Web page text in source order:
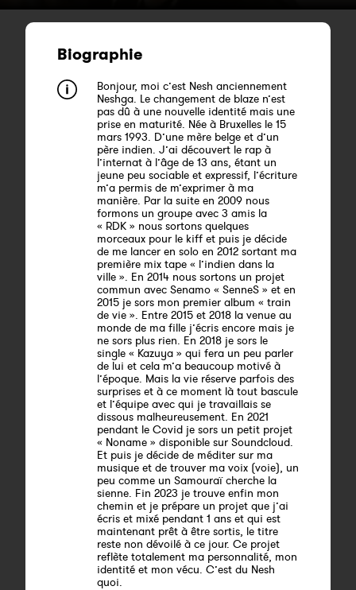
Biographie
Bonjour, moi c’est Nesh anciennement
Neshga. Le changement de blaze n’est
pas dû à une nouvelle identité mais une
prise en maturité. Née à Bruxelles le 15
mars 1993. D’une mère belge et d’un
père indien. J’ai découvert le rap à
l’internat à l’âge de 13 ans, étant un
jeune peu sociable et expressif, l’écriture
m’a permis de m’exprimer à ma
manière. Par la suite en 2009 nous
formons un groupe avec 3 amis la
« RDK » nous sortons quelques
morceaux pour le kiff et puis je décide
de me lancer en solo en 2012 sortant ma
première mix tape « l’indien dans la
ville ». En 2014 nous sortons un projet
commun avec Senamo « SenneS » et en
2015 je sors mon premier album « train
de vie ». Entre 2015 et 2018 la venue au
monde de ma fille j’écris encore mais je
ne sors plus rien. En 2018 je sors le
single « Kazuya » qui fera un peu parler
de lui et cela m’a beaucoup motivé à
l’époque. Mais la vie réserve parfois des
surprises et à ce moment là tout bascule
et l’équipe avec qui je travaillais se
dissous malheureusement. En 2021
pendant le Covid je sors un petit projet
« Noname » disponible sur Soundcloud.
Et puis je décide de méditer sur ma
musique et de trouver ma voix (voie), un
peu comme un Samouraï cherche la
sienne. Fin 2023 je trouve enfin mon
chemin et je prépare un projet que j’ai
écris et mixé pendant 1 ans et qui est
maintenant prêt à être sortis, le titre
reste non dévoilé à ce jour. Ce projet
reflète totalement ma personnalité, mon
identité et mon vécu. C’est du Nesh
quoi.